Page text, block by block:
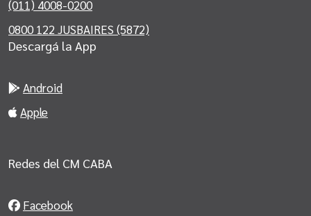
(011) 4008-0200
0800 122 JUSBAIRES (5872)
Descargá la App
Android
Apple
Redes del CM CABA
Facebook